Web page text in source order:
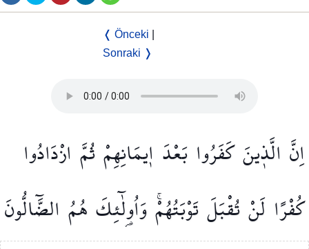
❬ Önceki
Sonraki ❭
اِنَّ الَّذ۪ينَكَفَرُوا بَعْدَ ا۪يمَانِهِمْثُمَّ ازْدَادُوا
كُفْرًا لَنْتُقْبَلَتَوْبَتُهُمْۚوَاُو۬لٰٓئِكَ هُمُ الضَّٓالُّونَ